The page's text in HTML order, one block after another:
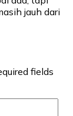
jauh dari
fields